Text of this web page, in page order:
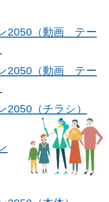
2050（動画 テー
2050（動画 テー
2050（チラシ）